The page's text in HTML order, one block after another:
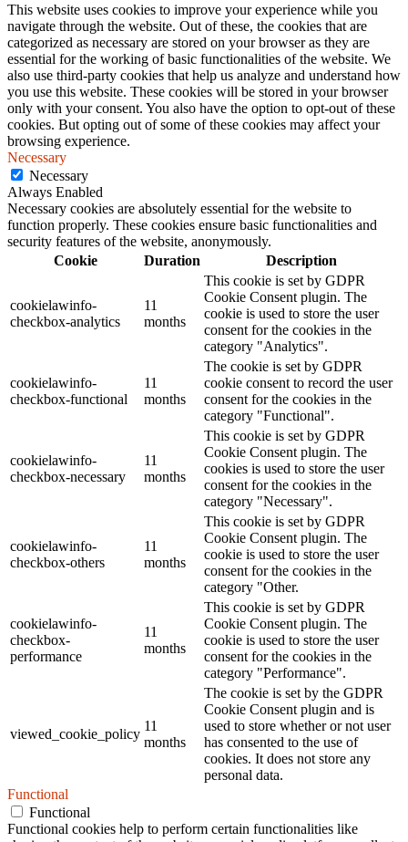
This website uses cookies to improve your experience while you
navigate through the website. Out of these, the cookies that are
categorized as necessary are stored on your browser as they are
essential for the working of basic functionalities of the website. We
also use third-party cookies that help us analyze and understand how
you use this website. These cookies will be stored in your browser
only with your consent. You also have the option to opt-out of these
cookies. But opting out of some of these cookies may affect your
browsing experience.
Necessary
Necessary
Always Enabled
Necessary cookies are absolutely essential for the website to
function properly. These cookies ensure basic functionalities and
security features of the website, anonymously.
Cookie
Duration Description
cookielawinfo-
checkbox-analytics
11
months
This cookie is set by GDPR
Cookie Consent plugin. The
cookie is used to store the user
consent for the cookies in the
category "Analytics".
cookielawinfo-
checkbox-functional
11
months
The cookie is set by GDPR
cookie consent to record the user
consent for the cookies in the
category "Functional".
cookielawinfo-
checkbox-necessary
11
months
This cookie is set by GDPR
Cookie Consent plugin. The
cookies is used to store the user
consent for the cookies in the
category "Necessary".
cookielawinfo-
checkbox-others
11
months
This cookie is set by GDPR
Cookie Consent plugin. The
cookie is used to store the user
consent for the cookies in the
category "Other.
cookielawinfo-
checkbox-
performance
11
months
This cookie is set by GDPR
Cookie Consent plugin. The
cookie is used to store the user
consent for the cookies in the
category "Performance".
viewed_cookie_policy
11
months
The cookie is set by the GDPR
Cookie Consent plugin and is
used to store whether or not user
has consented to the use of
cookies. It does not store any
personal data.
Functional
Functional
Functional cookies help to perform certain functionalities like